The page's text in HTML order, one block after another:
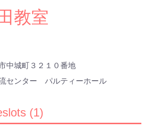
教室
中城町３２１０番地
センター パルティーホール
(1)